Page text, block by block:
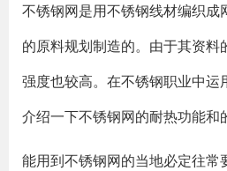
不锈钢网是用不锈钢线材编织成
的原料规划制造的。由于其资料
强度也较高。在不锈钢职业中运
介绍一下不锈钢网的耐热功能和
能用到不锈钢网的当地必定往常